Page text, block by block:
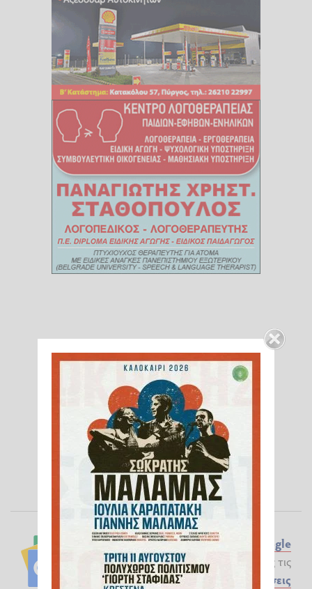
Ακολουθήστε το ilialive.gr στο
Google
Newsκαι μάθετε πρώτοι όλες τις
Ειδήσεις